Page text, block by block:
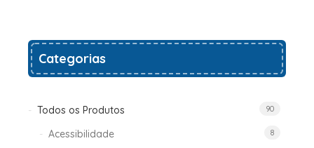
Categorias
Todos os Produtos 90
Acessibilidade 8